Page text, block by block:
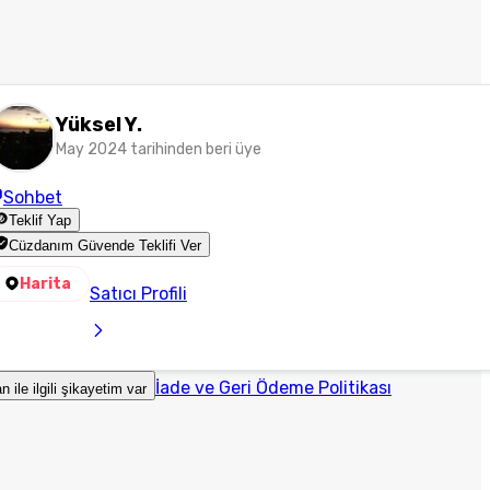
Yüksel Y.
May 2024 tarihinden beri üye
Sohbet
Teklif Yap
Cüzdanım Güvende Teklifi Ver
Harita Satıcı Profili
ile ilgili şikayetim var İade ve Geri Ödeme Politikası